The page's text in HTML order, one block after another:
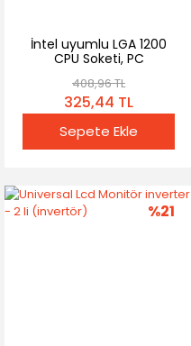
İntel uyumlu LGA 1200
CPU Soketi, PC
BGA Connector, İşlemci
Yuvası
408,96 TL
325,44 TL
Sepete Ekle
%21